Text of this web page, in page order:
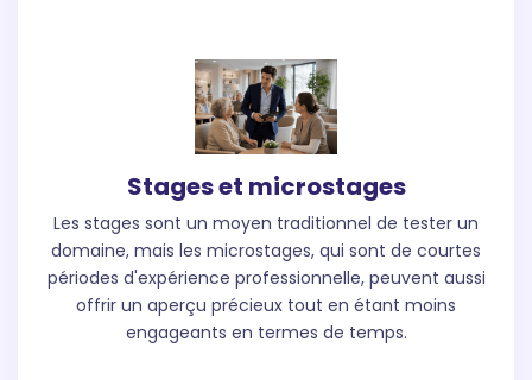
Stages et microstages
Les stages sont un moyen traditionnel de tester un
domaine, mais les microstages, qui sont de courtes
périodes d'expérience professionnelle, peuvent aussi
offrir un aperçu précieux tout en étant moins
engageants en termes de temps.